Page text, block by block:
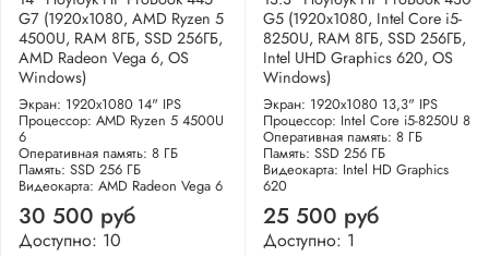
G7 (1920x1080, AMD Ryzen 5
4500U, RAM 8ГБ, SSD 256ГБ,
AMD Radeon Vega 6, OS
Windows)
Экран: 1920x1080 14" IPS
Процессор: AMD Ryzen 5 4500U
6
Оперативная память: 8 ГБ
Память: SSD 256 ГБ
Видеокарта: AMD Radeon Vega 6
30 500 руб
Доступно: 10
G5 (1920x1080, Intel Core i5-
8250U, RAM 8ГБ, SSD 256ГБ,
Intel UHD Graphics 620, OS
Windows)
Экран: 1920x1080 13,3" IPS
Процессор: Intel Core i5-8250U 8
Оперативная память: 8 ГБ
Память: SSD 256 ГБ
Видеокарта: Intel HD Graphics
620
25 500 руб
Доступно: 1